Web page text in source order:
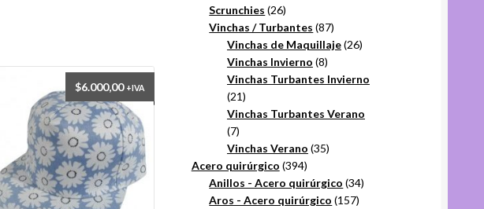
$6.000,00 +IVA
Scrunchies 2626
productos
Vinchas / Turbantes 8787
productos
Vinchas de Maquillaje 2626
Vinchas Invierno 88
productos
Vinchas Turbantes Invierno
2121
productos
Vinchas Turbantes Verano
77
productos
Vinchas Verano 3535
Acero quirúrgico 394394
productos
Anillos - Acero quirúrgico 3434
Aros - Acero quirúrgico 157157